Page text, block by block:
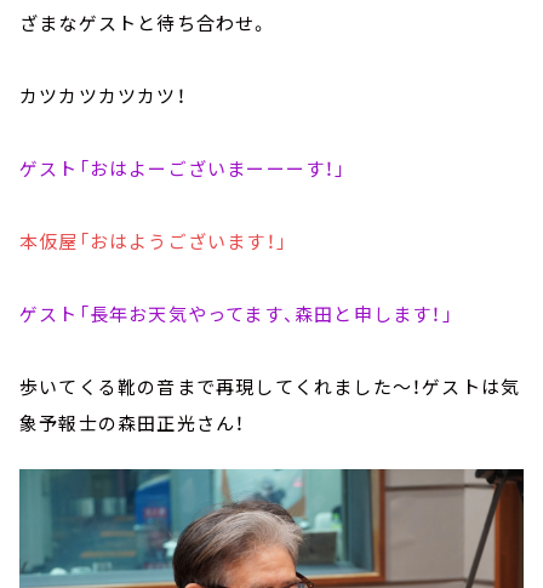
ざまなゲストと待ち合わせ。
カツカツカツカツ！
ゲスト「おはよーございまーーーす！」
本仮屋「おはようございます！」
ゲスト「長年お天気やってます、森田と申します！」
歩いてくる靴の音まで再現してくれました～！ゲストは気
象予報士の森田正光さん！